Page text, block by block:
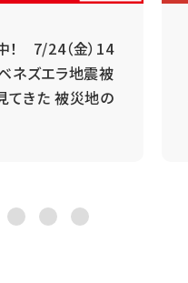
！ 7/24（金）14
ネズエラ地震被
きた 被災地の